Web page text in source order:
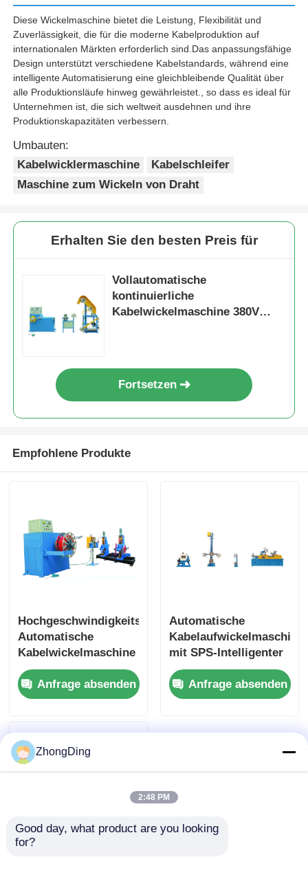
Diese Wickelmaschine bietet die Leistung, Flexibilität und
Zuverlässigkeit, die für die moderne Kabelproduktion auf
internationalen Märkten erforderlich sind.Das anpassungsfähige
Design unterstützt verschiedene Kabelstandards, während eine
intelligente Automatisierung eine gleichbleibende Qualität über
alle Produktionsläufe hinweg gewährleistet., so dass es ideal für
Unternehmen ist, die sich weltweit ausdehnen und ihre
Produktionskapazitäten verbessern.
Umbauten:
Kabelwicklermaschine
Kabelschleifer
Maschine zum Wickeln von Draht
Erhalten Sie den besten Preis für
Vollautomatische
kontinuierliche
Kabelwickelmaschine 380V
Fortsetzen
Empfohlene Produkte
Hochgeschwindigkeits-
Automatische
Kabelwickelmaschine
mit einstellbarem
Betrieb für die
kontinuierliche
Anfrage absenden
Automatische
Kabelaufwickelmaschine
mit SPS-Intelligenter
Steuerungssystem
Vollautomatisch
Anfrage absenden
ZhongDing
2:48 PM
Good day, what product are you looking
for?